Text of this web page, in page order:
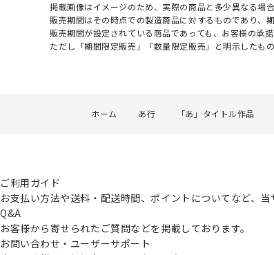
掲載画像はイメージのため、実際の商品と多少異なる場合
販売期間はその時点での製造商品に対するものであり、
販売期間が設定されている商品であっても、お客様の承
ただし「期間限定販売」「数量限定販売」と明示したも
ホーム あ行 「あ」タイトル作品
ご利用ガイド
お支払い方法や送料・配送時間、ポイントについてなど、
Q&A
お客様から寄せられたご質問などを掲載しております。
お問い合わせ・ユーザーサポート